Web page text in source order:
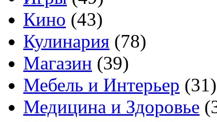
Кино (43)
Кулинария (78)
Магазин (39)
Мебель и Интерьер (31)
Медицина и Здоровье